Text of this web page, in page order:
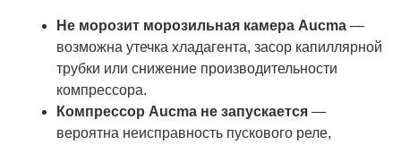
Не морозит морозильная камера Aucma —
возможна утечка хладагента, засор капиллярной
трубки или снижение производительности
компрессора.
Компрессор Aucma не запускается —
вероятна неисправность пускового реле,